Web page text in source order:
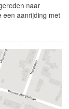
naar
een aanrijding met